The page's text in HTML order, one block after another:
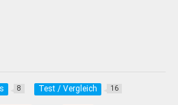
8 Test / Vergleich 16